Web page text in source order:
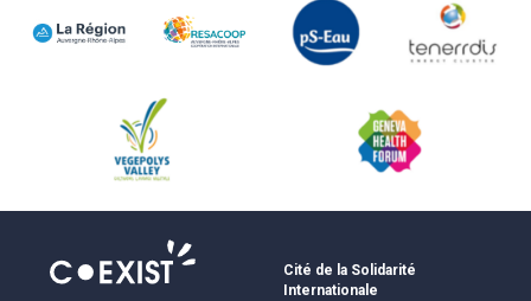
Cité de la Solidarité
Internationale